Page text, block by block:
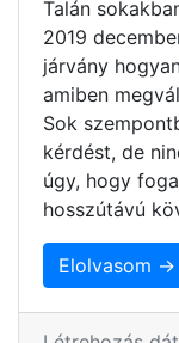
Talán
2019
járvány
amiben
Sok
kérdést, de
úgy, hogy
hosszútávú
Elolvasom →